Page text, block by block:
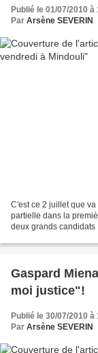
Publié le 01/07/2010 à
Par Arsène SEVERIN
C'est ce 2 juillet que
partielle dans la
deux grands candidats
Gaspard
moi justice"!
Publié le 30/07/2010 à
Par Arsène SEVERIN